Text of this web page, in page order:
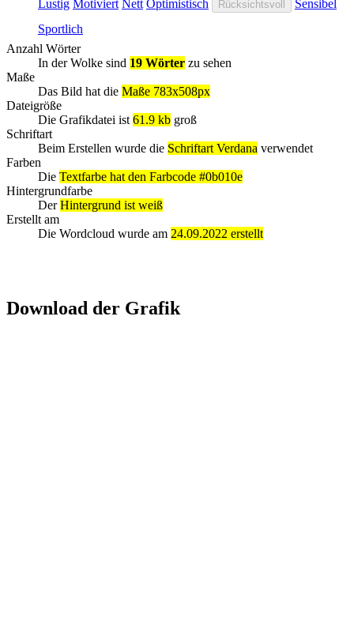
Lustig Motiviert Nett Optimistisch Rücksichtsvoll
Sensibel
Sportlich
Anzahl Wörter
In der Wolke sind 19 Wörter zu sehen
Maße
Das Bild hat die Maße 783x508px
Dateigröße
Die Grafikdatei ist 61.9 kb groß
Schriftart
Beim Erstellen wurde die Schriftart Verdana verwendet
Farben
Die Textfarbe hat den Farbcode #0b010e
Hintergrundfarbe
DerHintergrund ist weiß
Erstellt am
Die Wordcloud wurde am 24.09.2022 erstellt
Download der Grafik